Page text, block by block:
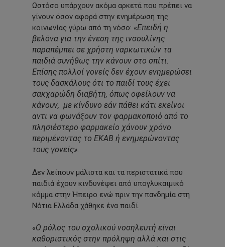
Ωστόσο υπάρχουν ακόμα αρκετά που πρέπει να
γίνουν όσον αφορά στην ενημέρωση της
κοινωνίας γύρω από τη νόσο: «Επειδή η
βελόνα για την ένεση της ινσουλίνης
παραπέμπει σε χρήστη ναρκωτικών τα
παιδιά συνήθως την κάνουν στο σπίτι.
Επίσης πολλοί γονείς δεν έχουν ενημερώσει
τους δασκάλους ότι το παιδί τους έχει
σακχαρώδη διαβήτη, όπως οφείλουν να
κάνουν, με κίνδυνο εάν πάθει κάτι εκείνοι
αντι να φωνάξουν τον φαρμακοποιό από το
πλησιέστερο φαρμακείο χάνουν χρόνο
περιμένοντας το ΕΚΑΒ ή ενημερώνοντας
τους γονείς».
Δεν λείπουν μάλιστα και τα περιστατικά που
παιδιά έχουν κινδυνέψει από υπογλυκαιμικό
κόμμα στην Ήπειρο ενώ πριν την πανδημία στη
Νότια Ελλάδα χάθηκε ένα παιδί.
«Ο ρόλος του σχολικού νοσηλευτή είναι
καθοριστικός στην πρόληψη αλλά και στις